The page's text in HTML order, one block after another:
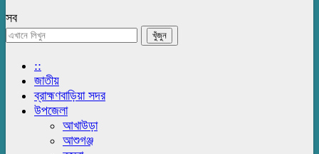
সব
::
জাতীয়
ব্রাহ্মণবাড়িয়া সদর
উপজেলা
আখাউড়া
আশুগঞ্জ